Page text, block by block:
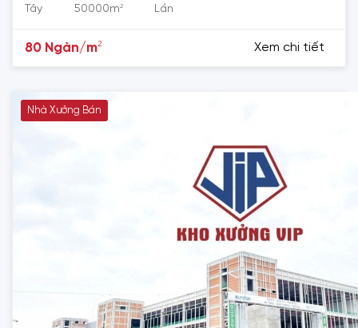
Tây 50000m2
Lần
80 Ngàn/m2 Xem chi tiết
Nhà Xưởng Bán